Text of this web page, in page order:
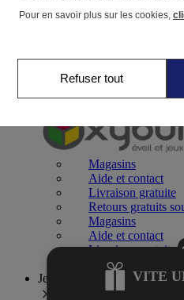
Jeux 0-2 ans
Magasins
Aide et contact
Livraison gratuite
Retours gratuits
Magasins
Aide et contact
Livraison gratuite
Retours gratuits
Jeux 2-4 ans
VITE
Pour en savoir plus sur les cookies,
Refuser tout